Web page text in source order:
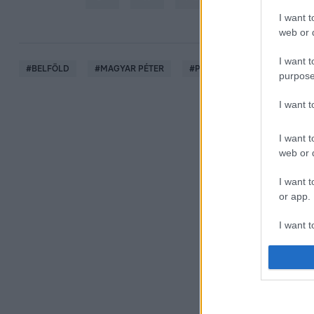
I want
web or
I want
I want
I want
web or
I want
or app.
I want
I want
#BELFÖLD #MAGYAR PÉTER #PÁRT